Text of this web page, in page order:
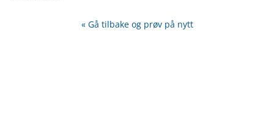
« Gå tilbake og prøv på nytt